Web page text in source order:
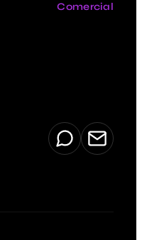
Comercial